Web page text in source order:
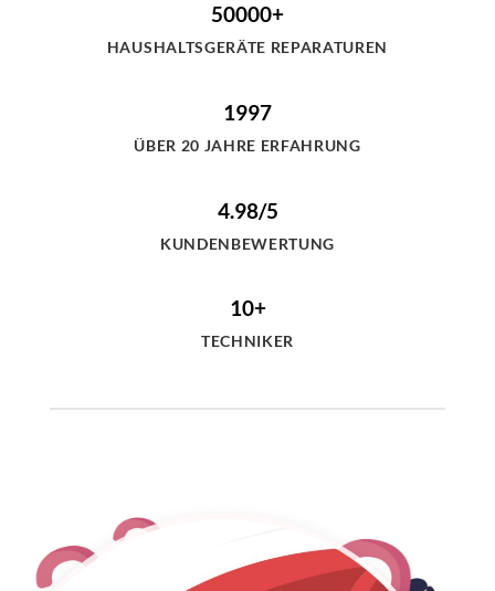
50000+
HAUSHALTSGERÄTE REPARATUREN
1997
ÜBER 20 JAHRE ERFAHRUNG
4.98/5
KUNDENBEWERTUNG
10+
TECHNIKER